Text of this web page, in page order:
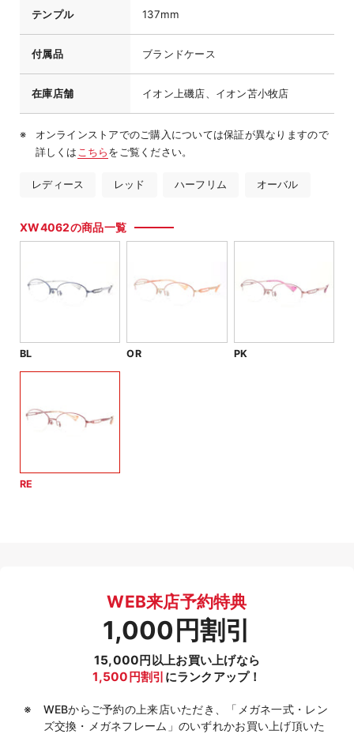
テンプル 137mm
付属品 ブランドケース
在庫店舗 イオン上磯店、イオン苫小牧店
オンラインストアでのご購入については保証が異なりますので
詳しくは こちらをご覧ください。
レディース レッド ハーフリム オーバル
XW4062の商品一覧
BL OR PK
RE
WEB来店予約特典
1,000円割引
15,000円以上お買い上げなら
1,500円割引 にランクアップ！
WEBからご予約の上来店いただき、「メガネ一式・レン
ズ交換・メガネフレーム」のいずれかお買い上げ頂いた